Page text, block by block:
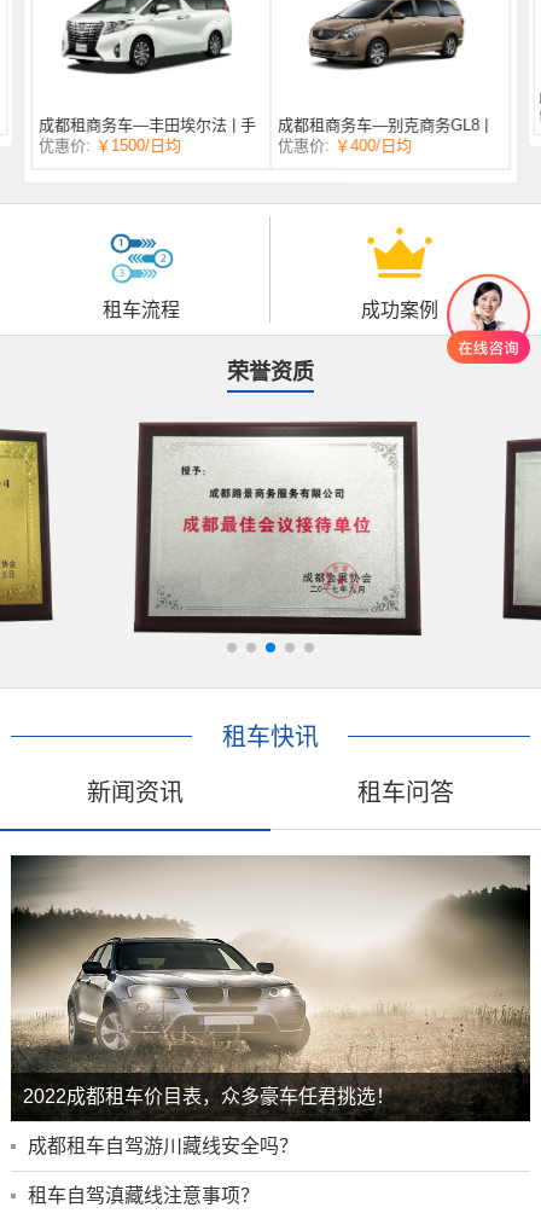
成都租商务车—丰田埃尔法 | 手
自一体 |
优惠价: ￥1500/日均
成都租商务车—别克商务GL8 |
自动挡 | 7座
优惠价: ￥400/日均
租车流程 成功案例
荣誉资质
租车快讯
新闻资讯 租车问答
2022成都租车价目表，众多豪车任君挑选！
成都租车自驾游川藏线安全吗？
租车自驾滇藏线注意事项？